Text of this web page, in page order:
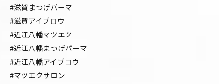
#滋賀まつげパーマ
#滋賀アイブロウ
#近江八幡マツエク
#近江八幡まつげパーマ
#近江八幡アイブロウ
#マツエクサロン